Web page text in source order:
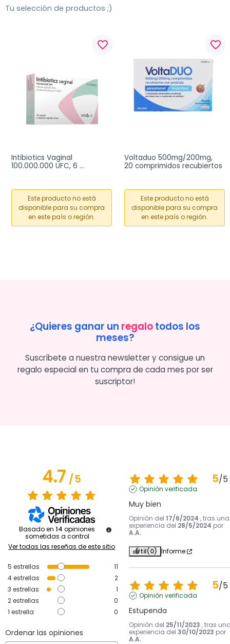
Tu selección de productos ;)
favorite_border
Intibiotics Vaginal
100.000.000 UFC, 6
Este producto no está
disponible para su compra
en este país o región.
favorite_border
Voltaduo 500mg/200mg,
20 comprimidos recubiertos
Este producto no está
disponible para su compra
en este país o región.
¿Quieres ganar un regalotodos los
meses?
Suscríbete a nuestra newsletter y consigue un
regalo especial en tu compra de cada mes por ser
suscriptor!
4.7/5
Basado en 14 opiniones
sometidas a control
Ver todas las reseñas de este sitio
5 estrellas
11
4estrellas
2
3 estrellas
1
2estrellas
0
1 estrella 0
Ordenar las opiniones
5/5
Opinión verificada
Muy bien
Opinión del 17/6/2024 , tras una
experiencia del 28/5/2024 por
A.A.
Útil(0) Informe
5/5
Opinión verificada
Estupenda
Opinión del 25/11/2023 , tras
experiencia del 30/10/2023 por
A.A.